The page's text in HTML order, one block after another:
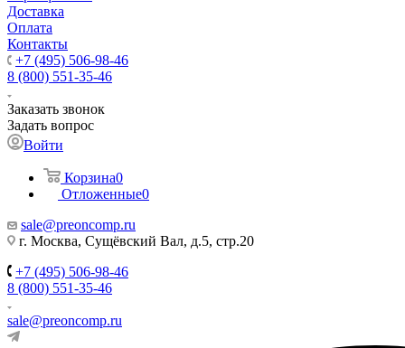
Доставка
Оплата
Контакты
+7 (495) 506-98-46
8 (800) 551-35-46
Заказать звонок
Задать вопрос
Войти
Корзина0
Отложенные0
sale@preoncomp.ru
г. Москва, Сущёвский Вал, д.5, стр.20
+7 (495) 506-98-46
8 (800) 551-35-46
sale@preoncomp.ru